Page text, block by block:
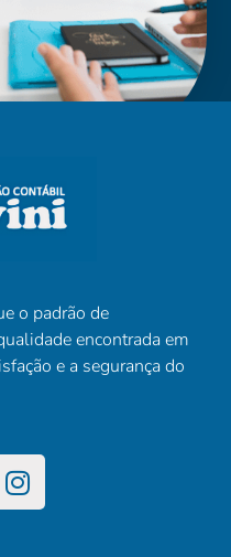
o padrão de
encontrada em
e a segurança do